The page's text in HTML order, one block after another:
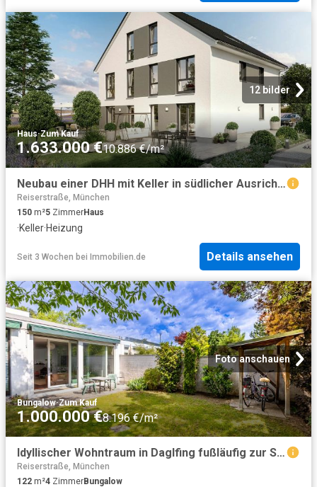
12 bilder
Haus·Zum Kauf
1.633.000 €10.886 €/m²
Neubau einer DHH mit Keller in südlicher Ausrichtung in ruhiger Toplage in Bogenhausen Denning
Reiserstraße, München
150 m²5 ZimmerHaus
·Keller·Heizung
Seit 3 Wochen bei Immobilien.de Details ansehen
Foto anschauen
Bungalow·Zum Kauf
1.000.000 €8.196 €/m²
Idyllischer Wohntraum in Daglfing fußläufig zur S Bahn: Lichtdurchfluteter Bungalow mit wundervollem Garten, Lichthof & Hobbybereich im Untergeschoss
Reiserstraße, München
122 m²4 ZimmerBungalow